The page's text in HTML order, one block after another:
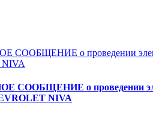
о проведении
NIVA
о проведении
NIVA